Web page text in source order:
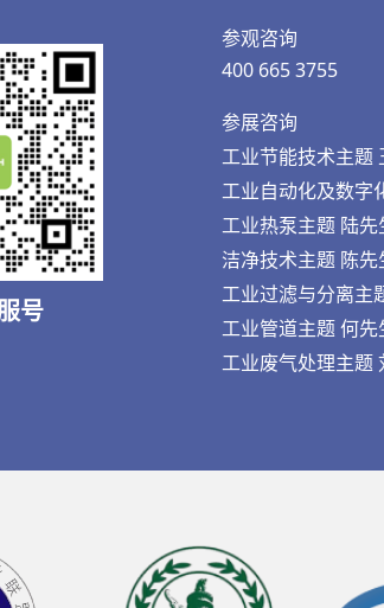
号
参观咨询
400 665 3755
参展咨询
工业节能技术主题
工业自动化及数字
工业热泵主题 陆
洁净技术主题 陈
工业过滤与分离主
工业管道主题 何
工业废气处理主题